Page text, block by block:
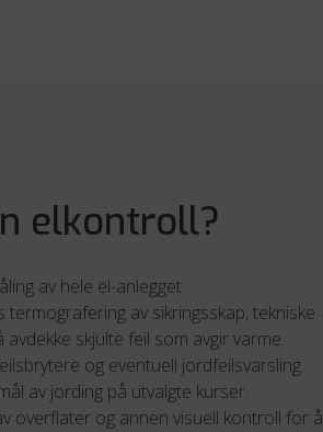
elkontroll?
av hele el-anlegget.
av sikringsskap, tekniske
skjulte feil som avgir varme.
og eventuell jordfeilsvarsling.
av jording på utvalgte kurser.
overflater og annen visuell kontroll for å